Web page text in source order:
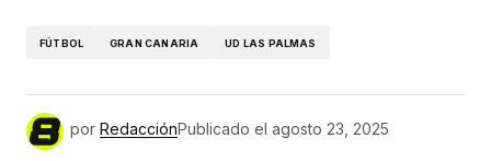
FÚTBOL GRAN CANARIA UD LAS PALMAS
por RedacciónPublicado el agosto 23, 2025